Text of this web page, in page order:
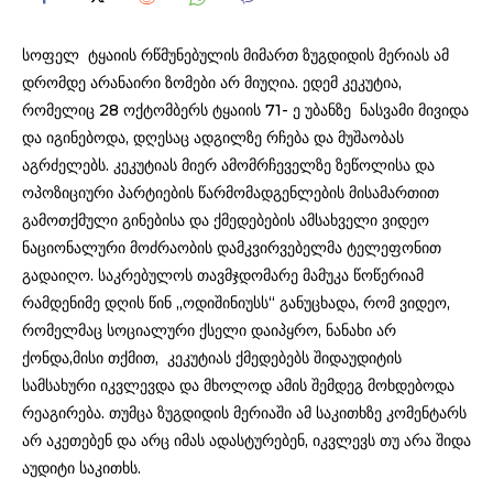
სოფელ ტყაიის რწმუნებულის მიმართ ზუგდიდის მერიას ამ
დრომდე არანაირი ზომები არ მიუღია. ედემ კეკუტია,
რომელიც 28 ოქტომბერს ტყაიის 71- ე უბანზე ნასვამი მივიდა
და იგინებოდა, დღესაც ადგილზე რჩება და მუშაობას
აგრძელებს. კეკუტიას მიერ ამომრჩეველზე ზეწოლისა და
ოპოზიციური პარტიების წარმომადგენლების მისამართით
გამოთქმული გინებისა და ქმედებების ამსახველი ვიდეო
ნაციონალური მოძრაობის დამკვირვებელმა ტელეფონით
გადაიღო. საკრებულოს თავმჯდომარე მამუკა წოწერიამ
რამდენიმე დღის წინ „ოდიშინიუსს“ განუცხადა, რომ ვიდეო,
რომელმაც სოციალური ქსელი დაიპყრო, ნანახი არ
ქონდა,მისი თქმით, კეკუტიას ქმედებებს შიდაუდიტის
სამსახური იკვლევდა და მხოლოდ ამის შემდეგ მოხდებოდა
რეაგირება. თუმცა ზუგდიდის მერიაში ამ საკითხზე კომენტარს
არ აკეთებენ და არც იმას ადასტურებენ, იკვლევს თუ არა შიდა
აუდიტი საკითხს.